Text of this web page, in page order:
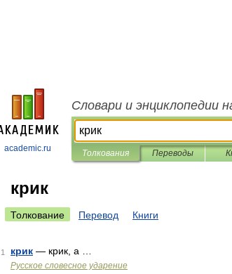
academic.ru
Словари и энциклопедии
Толкования Переводы
крик
Толкование Перевод Книги
1 крик — крик, а …
Русское словесное ударение